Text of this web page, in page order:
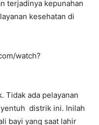
terjadinya kepunahan
kesehatan di
watch?
Tidak ada pelayanan
distrik ini. Inilah
bayi yang saat lahir